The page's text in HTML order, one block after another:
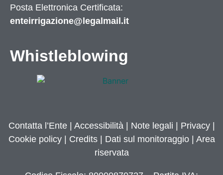
Posta Elettronica Certificata:
enteirrigazione@legalmail.it
Whistleblowing
Contatta l’Ente| Accessibilità| Note legali Privacy|
Cookie policy| Credits| Dati sul monitoraggio | Area
riservata